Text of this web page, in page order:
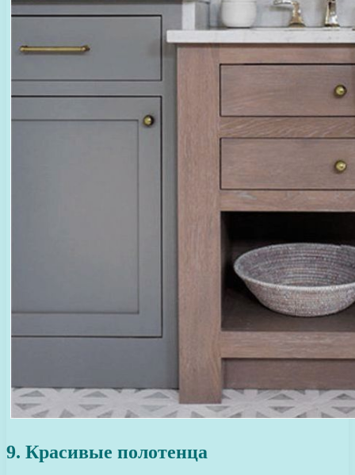
9. Красивые полотенца